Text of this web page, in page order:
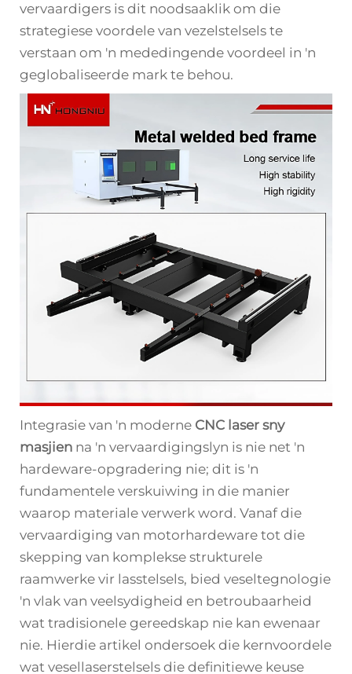
vervaardigers is dit noodsaaklik om die
strategiese voordele van vezelstelsels te
verstaan om 'n mededingende voordeel in 'n
geglobaliseerde mark te behou.
Integrasie van 'n moderne CNC laser sny
masjien na 'n vervaardigingslyn is nie net 'n
hardeware-opgradering nie; dit is 'n
fundamentele verskuiwing in die manier
waarop materiale verwerk word. Vanaf die
vervaardiging van motorhardeware tot die
skepping van komplekse strukturele
raamwerke vir lasstelsels, bied veseltegnologie
'n vlak van veelsydigheid en betroubaarheid
wat tradisionele gereedskap nie kan ewenaar
nie. Hierdie artikel ondersoek die kernvoordele
wat vesellaserstelsels die definitiewe keuse